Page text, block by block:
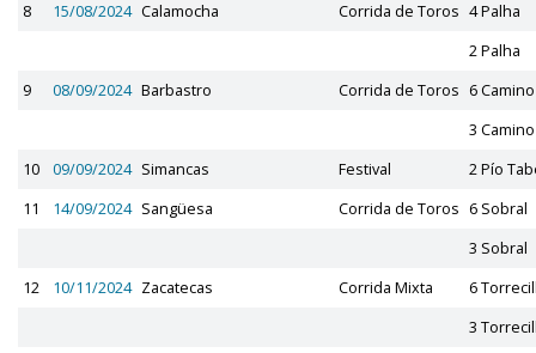
8
15/08/2024 Calamocha Corrida de Toros 4 Palha
2 Palha
9
08/09/2024 Barbastro Corrida de Toros 6
3
10
09/09/2024 Simancas Festival
2 Pío
11
14/09/2024 Sangüesa Corrida de Toros 6 Sobral
3 Sobral
12
10/11/2024 Zacatecas Corrida Mixta
6
3